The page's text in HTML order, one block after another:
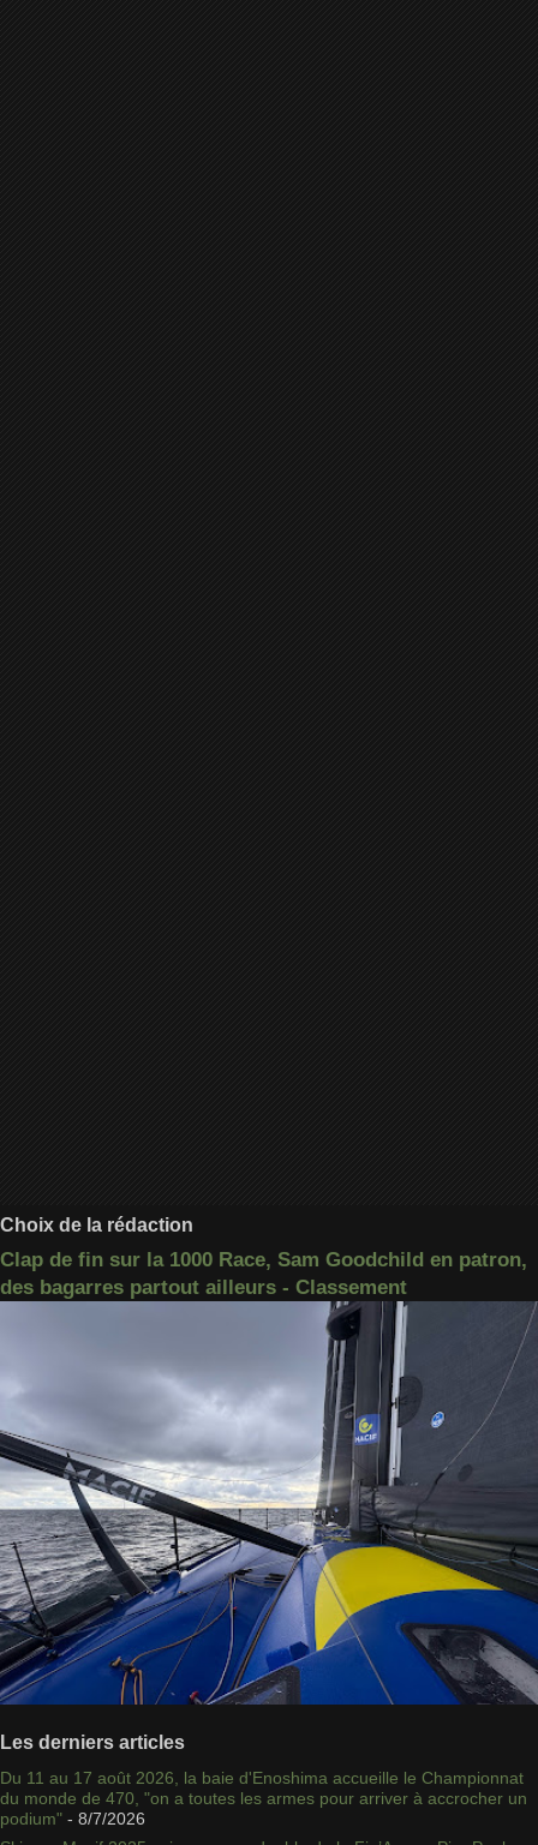
Choix de la rédaction
Clap de fin sur la 1000 Race, Sam Goodchild en patron,
des bagarres partout ailleurs - Classement
Les derniers articles
Du 11 au 17 août 2026, la baie d'Enoshima accueille le Championnat
du monde de 470, "on a toutes les armes pour arriver à accrocher un
podium" - 8/7/2026